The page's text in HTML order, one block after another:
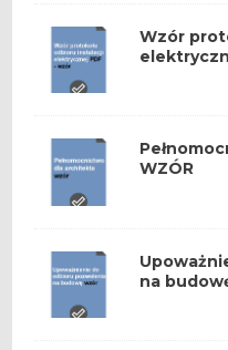
Wzór
WZÓR
na